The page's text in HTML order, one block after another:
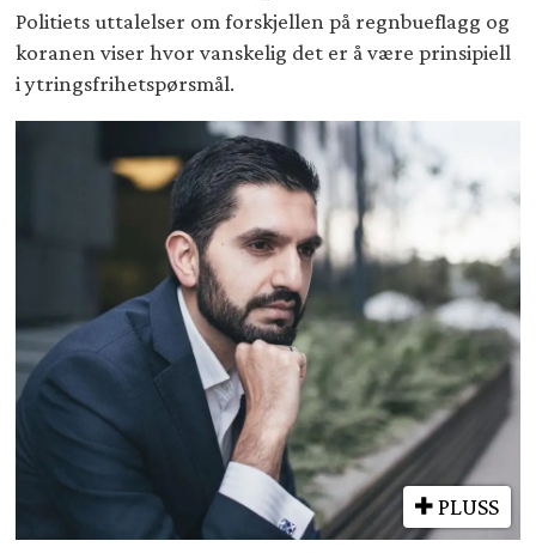
Politiets uttalelser om forskjellen på regnbueflagg og
koranen viser hvor vanskelig det er å være prinsipiell
i ytringsfrihetspørsmål.
PLUSS